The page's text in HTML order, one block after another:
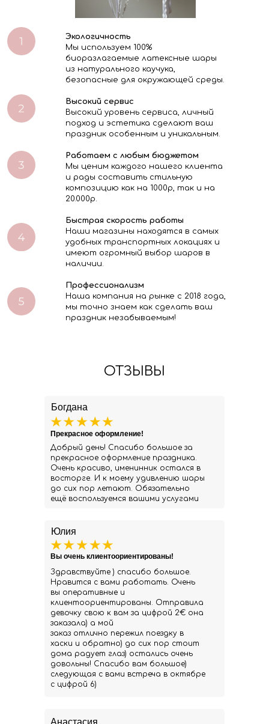
Экологичность
Мы используем 100%
биоразлагаемые латексные шары
из натурального каучука,
безопасные для окружающей среды.
Высокий сервис
Высокий уровень сервиса, личный
подход и эстетика сделают ваш
праздник особенным и уникальным.
Работаем с любым бюджетом
Мы ценим каждого нашего клиента
и рады составить стильную
композицию как на 1000р, так и на
20.000р.
Быстрая скорость работы
Наши магазины находятся в самых
удобных транспортных локациях и
имеют огромный выбор шаров в
наличии.
Профессионализм
Наша компания на рынке с 2018 года,
мы точно знаем как сделать ваш
праздник незабываемым!
ОТЗЫВЫ
Юлия
Здравствуйте ) спасибо большое.
Нравится с вами работать. Очень
вы оперативные и
клиентоориентированы. Отправила
девочку свою к вам за цифрой 2€ она
заказала) а мой
заказ отлично пережил поездку в
хаски и обратно) до сих пор стоит
дома радует глаз) остались очень
довольны! Спасибо вам большое)
следующая с вами встреча в октябре
с цифрой 6)
Вы очень клиентоориентированы!
Анастасия
Богдана
Добрый день! Спасибо большое за
прекрасное оформление праздника.
Очень красиво, именинник остался в
восторге. И к моему удивлению шары
до сих пор летают. Обязательно
ещё воспользуемся вашими услугами
Прекрасное оформление!